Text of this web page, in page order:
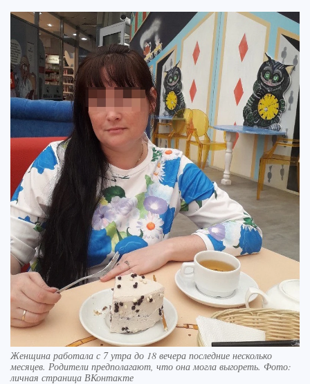
Женщина работала с 7 утра до 18 вечера последние несколько
месяцев. Родители предполагают, что она могла выгореть. Фото:
личная страница ВКонтакте